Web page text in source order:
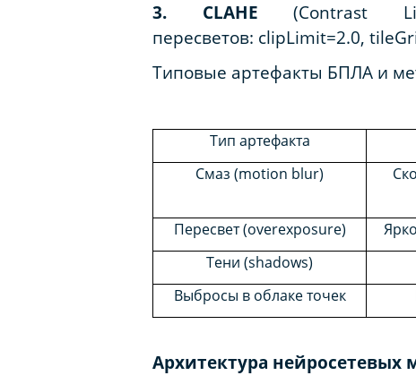
3. CLAHE (Contrast
пересветов: clipLimit=2.0,
Типовые артефакты БПЛА и
Тип артефакта
Смаз (motion blur)
Пересвет (overexposure)
Тени (shadows)
Выбросы в облаке точек
Архитектура нейросетевых